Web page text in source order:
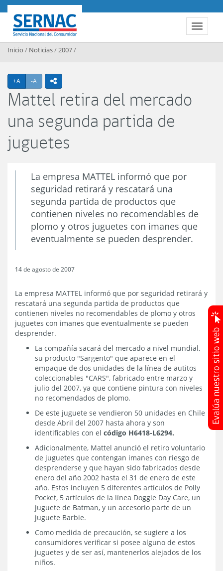
Contenido principal
Toggle
SERNAC
Inicio / Noticias/2007/
+A Agrandar texto
-A Achicar textoicono compartir
Mattel retira del mercado
una segunda partida de
juguetes
La empresa MATTEL informó que por
seguridad retirará y rescatará una
segunda partida de productos que
contienen niveles no recomendables de
plomo y otros juguetes con imanes que
eventualmente se pueden desprender.
14 de agosto de 2007
La empresa MATTEL informó que por seguridad retirará y
rescatará una segunda partida de productos que
contienen niveles no recomendables de plomo y otros
juguetes con imanes que eventualmente se pueden
desprender.
La compañía sacará del mercado a nivel mundial,
su producto "Sargento" que aparece en el
empaque de dos unidades de la línea de autitos
coleccionables "CARS", fabricado entre marzo y
julio del 2007, ya que contiene pintura con niveles
no recomendados de plomo.
De este juguete se vendieron 50 unidades en Chile
desde Abril del 2007 hasta ahora y son
identificables con el código H6418-L6294.
Adicionalmente, Mattel anunció el retiro voluntario
de juguetes que contengan imanes con riesgo de
desprenderse y que hayan sido fabricados desde
enero del año 2002 hasta el 31 de enero de este
año. Estos incluyen 5 diferentes artículos de Polly
Pocket, 5 artículos de la línea Doggie Day Care, un
juguete de Batman, y un accesorio parte de un
juguete Barbie.
Como medida de precaución, se sugiere a los
consumidores verificar si posee alguno de estos
juguetes y de ser así, mantenerlos alejados de los
niños.